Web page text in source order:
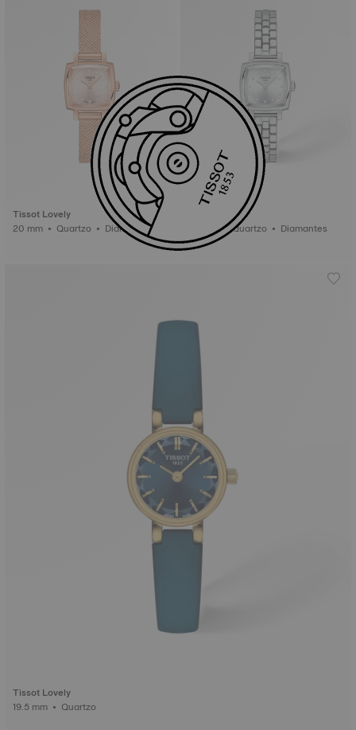
Tissot Lovely
20 mm • Quartzo • Diamantes
Tissot Lovely
20 mm • Quartzo • Diamantes
Tissot Lovely
19.5 mm • Quartzo